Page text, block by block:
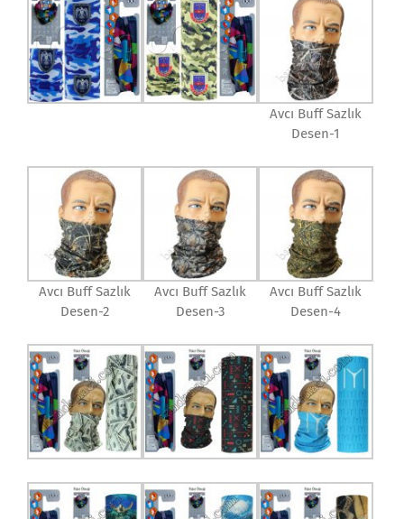
Avcı Buff Sazlık
Desen-1
Avcı Buff Sazlık
Desen-2
Avcı Buff Sazlık
Desen-3
Avcı Buff Sazlık
Desen-4